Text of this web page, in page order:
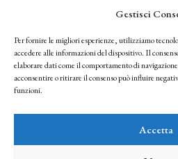
Gestisci
Per fornire le migliori esperienze, utilizziamo
accedere alle informazioni del dispositivo. Il
elaborare dati come il comportamento di
acconsentire o ritirare il consenso può influire
funzioni.
Accetta
Facendo clic per iscriverti, riconosci che le tue
seguendo la nostra Privacy Policy
© 2025 Istituto Matteucci. All right reserved
l’autorizzazione scritta dei proprietari dei diritti e